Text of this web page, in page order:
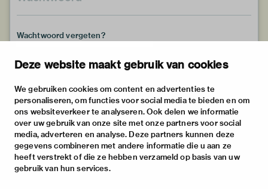
Deze website maakt gebruik van cookies
We gebruiken cookies om content en advertenties te
personaliseren, om functies voor social media te bieden en om
ons websiteverkeer te analyseren. Ook delen we informatie
over uw gebruik van onze site met onze partners voor social
media, adverteren en analyse. Deze partners kunnen deze
gegevens combineren met andere informatie die u aan ze
heeft verstrekt of die ze hebben verzameld op basis van uw
gebruik van hun services.
Wachtwoord vergeten?